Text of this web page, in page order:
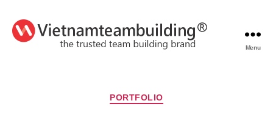
Menu
Chuyên
PORTFOLIO